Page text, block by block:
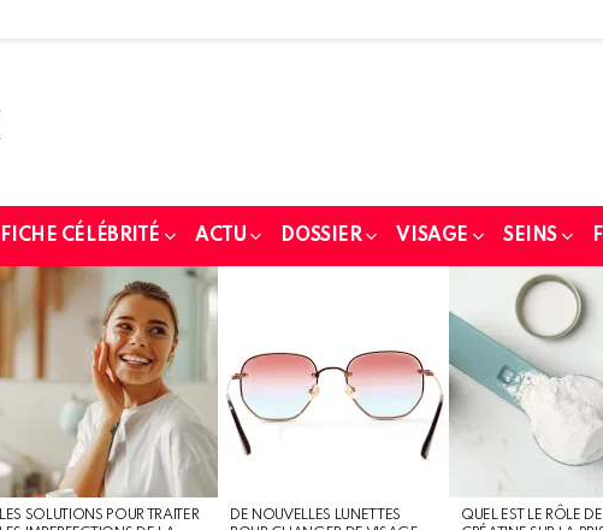
FICHE CÉLÉBRITÉ ACTU DOSSIER VISAGE SEINS
LES SOLUTIONS POUR TRAITER
DE NOUVELLES LUNETTES
QUEL EST LE RÔLE